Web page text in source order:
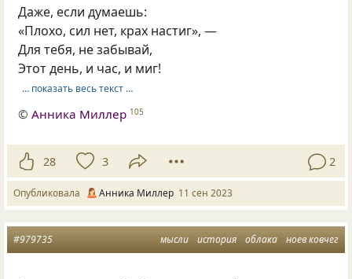
Даже, если думаешь:
«Плохо, сил нет, крах настиг», —
Для тебя, не забывай,
Этот день, и час, и миг!
… показать весь текст …
©Анника Миллер 105
28 3 2
Опубликовала Анника Миллер 11 сен 2023
мысли история облака ноев ковчег
#979735